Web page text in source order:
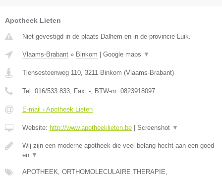
Apotheek Lieten
Niet gevestigd in de plaats Dalhem en in de provincie Luik.
Vlaams-Brabant » Binkom Google maps ▼
Tiensesteenweg 110, 3211 Binkom (Vlaams-Brabant)
Tel: 016/533 833, Fax: -, BTW-nr: 0823918097
E-mail › Apotheek Lieten
Website: http://www.apotheeklieten.be Screenshot ▼
Wij zijn een moderne apotheek die veel belang hecht aan een goed
en ▼
APOTHEEK, ORTHOMOLECULAIRE THERAPIE,